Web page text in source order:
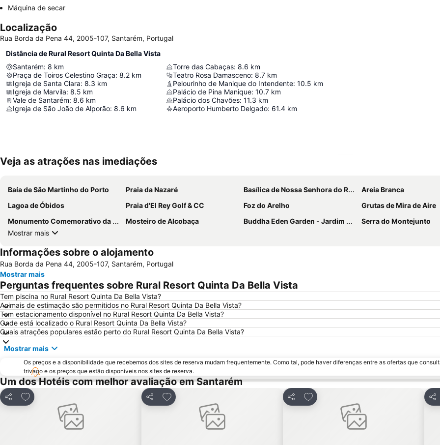
Máquina de secar
Localização
Rua Borda da Pena 44, 2005-107, Santarém, Portugal
Distância de Rural Resort Quinta Da Bella Vista
Santarém: 8 km
Praça de Toiros Celestino Graça: 8.2 km
Igreja de Santa Clara: 8.3 km
Igreja de Marvila: 8.5 km
Vale de Santarém: 8.6 km
Igreja de São João de Alporão: 8.6 km
Torre das Cabaças: 8.6 km
Teatro Rosa Damasceno: 8.7 km
Pelourinho de Manique do Intendente: 10.5 km
Palácio de Pina Manique: 10.7 km
Palácio dos Chavões: 11.3 km
Aeroporto Humberto Delgado: 61.4 km
Veja as atrações nas imediações
Baía de São Martinho do Porto Praia da Nazaré Basílica de Nossa Senhora do Rosário de Fátima
Areia Branca
Lagoa de Óbidos
Praia d'El Rey Golf & CC Foz do Arelho
Grutas de Mira de Aire
Monumento Comemorativo da Batalha do Vimeiro
Mosteiro de Alcobaça Buddha Eden Garden - Jardim da Paz
Serra do Montejunto
Mostrar mais
Informações sobre o alojamento
Rua Borda da Pena 44, 2005-107, Santarém, Portugal
Mostrar mais
Perguntas frequentes sobre Rural Resort Quinta Da Bella Vista
Tem piscina no Rural Resort Quinta Da Bella Vista?
Animais de estimação são permitidos no Rural Resort Quinta Da Bella Vista?
Tem estacionamento disponível no Rural Resort Quinta Da Bella Vista?
Onde está localizado o Rural Resort Quinta Da Bella Vista?
Quais atrações populares estão perto do Rural Resort Quinta Da Bella Vista?
Mostrar mais
Os preços e a disponibilidade que recebemos dos sites de reserva mudam frequentemente. Como tal, pode haver diferenças entre as ofertas que
trivago e os preços que estão disponíveis nos sites de reserva.
Um dos Hotéis com melhor avaliação em Santarém
Partilhar
Adicionar aos favoritos
Partilhar
Adicionar aos favoritos
Partilhar
Adicionar aos favoritos